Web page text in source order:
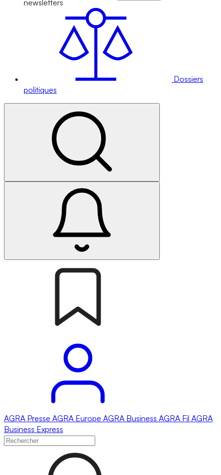
newsletters
Dossiers
politiques
AGRA Presse AGRA Europe AGRA Business AGRA Fil AGRA
Business Express